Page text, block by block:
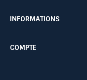
INFORMATIONS
COMPTE